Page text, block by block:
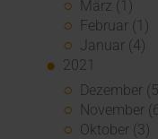
März (1)
Februar (1)
Januar (4)
2021
Dezember
November
Oktober (3)